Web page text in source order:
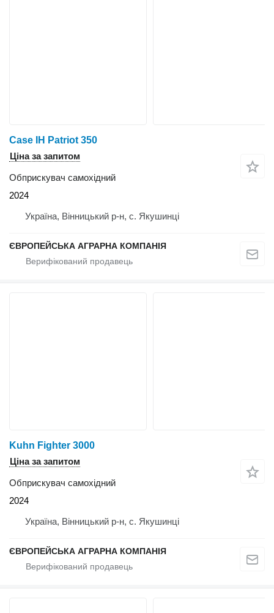
Case IH Patriot 350
Ціна за запитом
Обприскувач самохідний
2024
Україна, Вінницький р-н, с. Якушинці
ЄВРОПЕЙСЬКА АГРАРНА КОМПАНІЯ
Kuhn Fighter 3000
Ціна за запитом
Обприскувач самохідний
2024
Україна, Вінницький р-н, с. Якушинці
ЄВРОПЕЙСЬКА АГРАРНА КОМПАНІЯ